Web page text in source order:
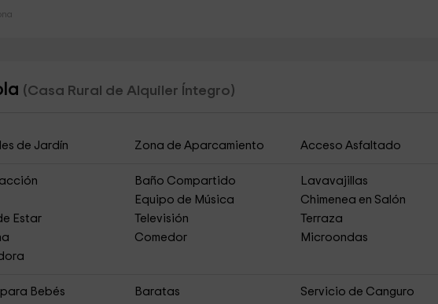
(Casa Rural de Alquiler Íntegro)
de Jardín Zona de Aparcamiento Acceso Asfaltado
Baño Compartido
Lavavajillas
Equipo de Música
Chimenea en Salón
Estar
Televisión
Terraza
Comedor
Microondas
Bebés Baratas
Servicio de Canguro